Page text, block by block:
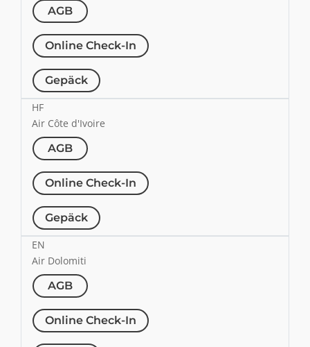
AGB
Online Check-In
Gepäck
HF
Air Côte d'Ivoire
AGB
Online Check-In
Gepäck
EN
Air Dolomiti
AGB
Online Check-In